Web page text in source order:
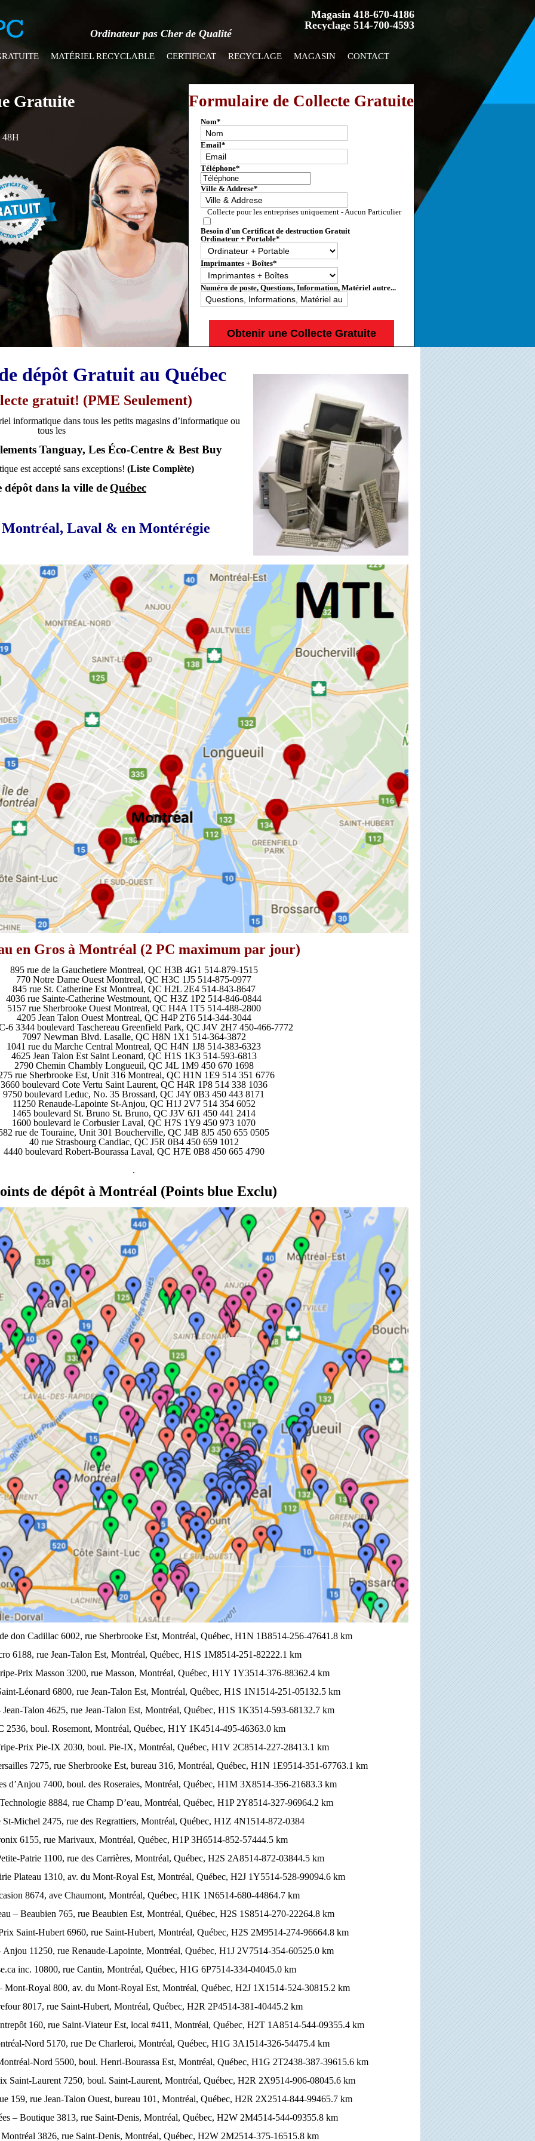
Magasin 418-670-4186
Recyclage 514-700-4593
Ordinateur pas Cher de Qualité
MATÉRIEL RECYCLABLE CERTIFICAT RECYCLAGE MAGASIN CONTACT
Gratuite
48H
Formulaire de Collecte Gratuite
Nom*
Email*
Téléphone*
Ville & Addrese*
Collecte pour les entreprises uniquement - Aucun Particulier
Besoin d'un Certificat de destruction Gratuit
Ordinateur + Portable*
Imprimantes + Boîtes*
Numéro de poste, Questions, Information, Matériel autre...
dépôt Gratuit au Québec
gratuit! (PME Seulement)
informatique dans tous les petits magasins d’informatique ou
tous les
Tanguay, Les Éco-Centre & Best Buy
est accepté sans exceptions! (Liste Complète)
dépôt dans la ville de Québec
Montréal, Laval & en Montérégie
en Gros à Montréal (2 PC maximum par jour)
895 rue de la Gauchetiere Montreal, QC H3B 4G1 514-879-1515
770 Notre Dame Ouest Montreal, QC H3C 1J5 514-875-0977
845 rue St. Catherine Est Montreal, QC H2L 2E4 514-843-8647
4036 rue Sainte-Catherine Westmount, QC H3Z 1P2 514-846-0844
5157 rue Sherbrooke Ouest Montreal, QC H4A 1T5 514-488-2800
4205 Jean Talon Ouest Montreal, QC H4P 2T6 514-344-3044
6 3344 boulevard Taschereau Greenfield Park, QC J4V 2H7 450-466-7772
7097 Newman Blvd. Lasalle, QC H8N 1X1 514-364-3872
1041 rue du Marche Central Montreal, QC H4N 1J8 514-383-6323
4625 Jean Talon Est Saint Leonard, QC H1S 1K3 514-593-6813
2790 Chemin Chambly Longueuil, QC J4L 1M9 450 670 1698
rue Sherbrooke Est, Unit 316 Montreal, QC H1N 1E9 514 351 6776
3660 boulevard Cote Vertu Saint Laurent, QC H4R 1P8 514 338 1036
9750 boulevard Leduc, No. 35 Brossard, QC J4Y 0B3 450 443 8171
11250 Renaude-Lapointe St-Anjou, QC H1J 2V7 514 354 6052
1465 boulevard St. Bruno St. Bruno, QC J3V 6J1 450 441 2414
1600 boulevard le Corbusier Laval, QC H7S 1Y9 450 973 1070
rue de Touraine, Unit 301 Boucherville, QC J4B 8J5 450 655 0505
40 rue Strasbourg Candiac, QC J5R 0B4 450 659 1012
4440 boulevard Robert-Bourassa Laval, QC H7E 0B8 450 665 4790
.
de dépôt à Montréal (Points blue Exclu)
don Cadillac 6002, rue Sherbrooke Est, Montréal, Québec, H1N 1B8514-256-47641.8 km
6188, rue Jean-Talon Est, Montréal, Québec, H1S 1M8514-251-82222.1 km
Prix Masson 3200, rue Masson, Montréal, Québec, H1Y 1Y3514-376-88362.4 km
Léonard 6800, rue Jean-Talon Est, Montréal, Québec, H1S 1N1514-251-05132.5 km
Talon 4625, rue Jean-Talon Est, Montréal, Québec, H1S 1K3514-593-68132.7 km
2536, boul. Rosemont, Montréal, Québec, H1Y 1K4514-495-46363.0 km
Prix Pie-IX 2030, boul. Pie-IX, Montréal, Québec, H1V 2C8514-227-28413.1 km
7275, rue Sherbrooke Est, bureau 316, Montréal, Québec, H1N 1E9514-351-67763.1 km
d’Anjou 7400, boul. des Roseraies, Montréal, Québec, H1M 3X8514-356-21683.3 km
8884, rue Champ D’eau, Montréal, Québec, H1P 2Y8514-327-96964.2 km
St-Michel 2475, rue des Regrattiers, Montréal, Québec, H1Z 4N1514-872-0384
6155, rue Marivaux, Montréal, Québec, H1P 3H6514-852-57444.5 km
Patrie 1100, rue des Carrières, Montréal, Québec, H2S 2A8514-872-03844.5 km
Plateau 1310, av. du Mont-Royal Est, Montréal, Québec, H2J 1Y5514-528-99094.6 km
8674, ave Chaumont, Montréal, Québec, H1K 1N6514-680-44864.7 km
– Beaubien 765, rue Beaubien Est, Montréal, Québec, H2S 1S8514-270-22264.8 km
Saint-Hubert 6960, rue Saint-Hubert, Montréal, Québec, H2S 2M9514-274-96664.8 km
Anjou 11250, rue Renaude-Lapointe, Montréal, Québec, H1J 2V7514-354-60525.0 km
inc. 10800, rue Cantin, Montréal, Québec, H1G 6P7514-334-04045.0 km
Mont-Royal 800, av. du Mont-Royal Est, Montréal, Québec, H2J 1X1514-524-30815.2 km
8017, rue Saint-Hubert, Montréal, Québec, H2R 2P4514-381-40445.2 km
160, rue Saint-Viateur Est, local #411, Montréal, Québec, H2T 1A8514-544-09355.4 km
Nord 5170, rue De Charleroi, Montréal, Québec, H1G 3A1514-326-54475.4 km
Nord 5500, boul. Henri-Bourassa Est, Montréal, Québec, H1G 2T2438-387-39615.6 km
Saint-Laurent 7250, boul. Saint-Laurent, Montréal, Québec, H2R 2X9514-906-08045.6 km
159, rue Jean-Talon Ouest, bureau 101, Montréal, Québec, H2R 2X2514-844-99465.7 km
– Boutique 3813, rue Saint-Denis, Montréal, Québec, H2W 2M4514-544-09355.8 km
3826, rue Saint-Denis, Montréal, Québec, H2W 2M2514-375-16515.8 km